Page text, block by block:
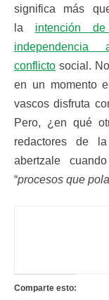
significa más
la intención
conflicto social.
en un momento
vascos disfruta
Pero, ¿en qué
redactores de
abertzale
“procesos que
Comparte esto: